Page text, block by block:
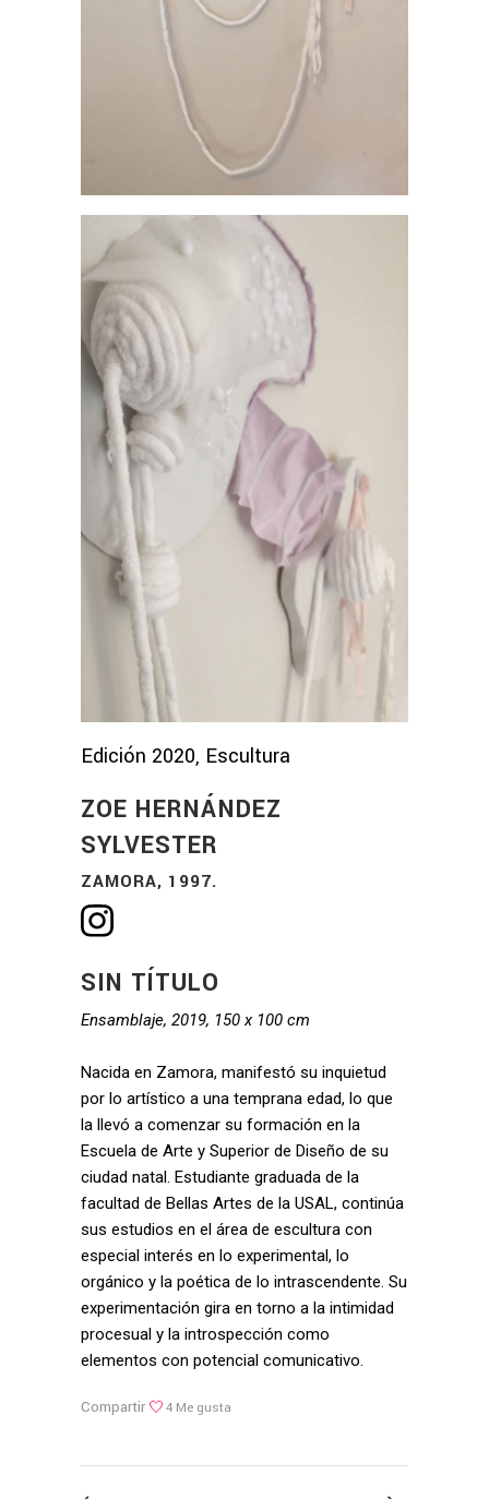
Edición 2020, Escultura
ZOE HERNÁNDEZ
SYLVESTER
ZAMORA, 1997.
SIN TÍTULO
Ensamblaje, 2019, 150 x 100 cm
Nacida en Zamora, manifestó su inquietud
por lo artístico a una temprana edad, lo que
la llevó a comenzar su formación en la
Escuela de Arte y Superior de Diseño de su
ciudad natal. Estudiante graduada de la
facultad de Bellas Artes de la USAL, continúa
sus estudios en el área de escultura con
especial interés en lo experimental, lo
orgánico y la poética de lo intrascendente. Su
experimentación gira en torno a la intimidad
procesual y la introspección como
elementos con potencial comunicativo.
Compartir 4 Me gusta